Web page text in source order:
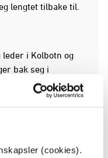
(cookies).
lengtet tilbake til.
i Kolbotn og
bak seg i
var han ansatt
hvor han også
Han har også